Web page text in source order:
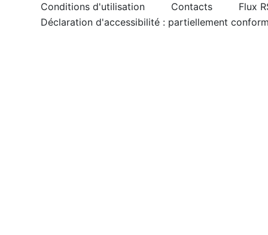
Conditions d'utilisation Contacts
Flux
Déclaration d'accessibilité : partiellement